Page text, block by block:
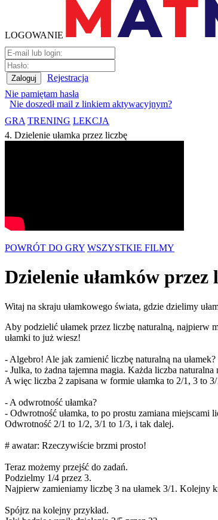
LOGOWANIE
Rejestracja
Nie pamiętam hasła
Nie doszedł mail z linkiem aktywacyjnym?
GRA TRENING LEKCJA
4. Dzielenie ułamka przez liczbę
POWRÓT DO GRY WSZYSTKIE FILMY
Dzielenie ułamków
Witaj na skraju ułamkowego świata, gdzie dzielimy
Aby podzielić ułamek przez liczbę naturalną, najpierw
ułamki to już wiesz!
- Algebro! Ale jak zamienić liczbę naturalną na ułamek?
- Julka, to żadna tajemna magia. Każda liczba
A więc liczba 2 zapisana w formie ułamka to 2/1, 3 to
- A odwrotność ułamka?
- Odwrotność ułamka, to po prostu zamiana miejscami
Odwrotność 2/1 to 1/2, 3/1 to 1/3, i tak dalej.
# awatar: Rzeczywiście brzmi prosto!
Teraz możemy przejść do zadań.
Podzielmy 1/4 przez 3.
Najpierw zamieniamy liczbę 3 na ułamek 3/1. Kolejny
Spójrz na kolejny przykład.